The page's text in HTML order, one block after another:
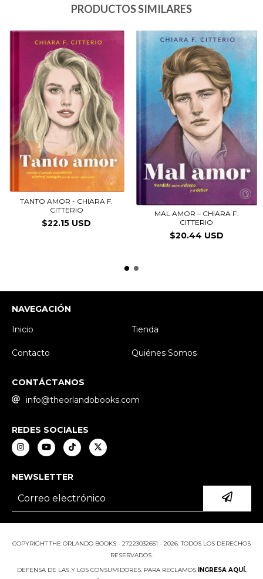
PRODUCTOS SIMILARES
TANTO AMOR - CHIARA F.
CITTERIO
$22.15 USD
MAL AMOR – CHIARA F.
CITTERIO
$20.44 USD
NAVEGACIÓN
Inicio
Tienda
Contacto Quiénes Somos
CONTÁCTANOS
info@theorlandobooks.com
REDES SOCIALES
NEWSLETTER
COPYRIGHT THE ORLANDO BOOKS - 27223032651 - 2026. TODOS LOS DERECHOS
RESERVADOS.
DEFENSA DE LAS Y LOS CONSUMIDORES. PARA RECLAMOS INGRESA AQUÍ.